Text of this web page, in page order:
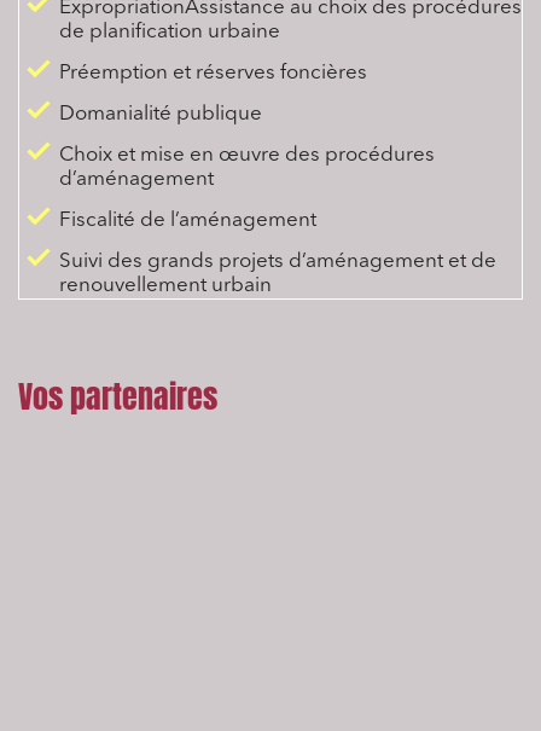
ExpropriationAssistance au choix des procédures
de planification urbaine
Préemption et réserves foncières
Domanialité publique
Choix et mise en œuvre des procédures
d’aménagement
Fiscalité de l’aménagement
Suivi des grands projets d’aménagement et de
renouvellement urbain
Vos partenaires